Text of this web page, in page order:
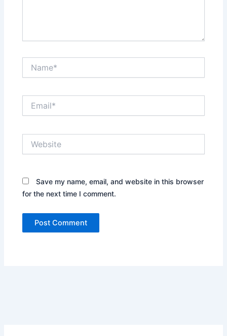
Save my name, email, and website in this browser
for the next time I comment.